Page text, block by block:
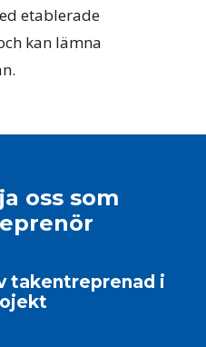
etablerade
kan lämna
oss som
takentreprenad i